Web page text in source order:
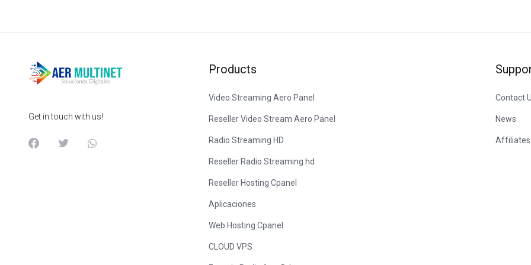
Get in touch with us!
Products
Video Streaming Aero Panel
Reseller Video Stream Aero Panel
Radio Streaming HD
Reseller Radio Streaming hd
Reseller Hosting Cpanel
Aplicaciones
Web Hosting Cpanel
CLOUD VPS
Contact
News
Affiliates